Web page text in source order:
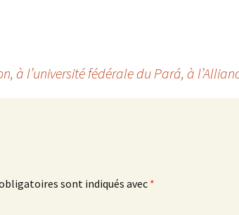
à l’université fédérale du Pará, à
sont indiqués avec *